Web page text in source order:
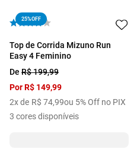
25%OFF
Top de Corrida Mizuno Run
Easy 4 Feminino
De R$199,99
PorR$ 149,99
2x de R$ 74,99ou 5% Off no PIX
3 cores disponíveis